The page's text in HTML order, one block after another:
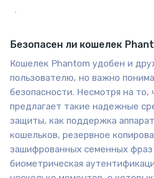
.
Безопасен ли кошелек
Кошелек Phantom удобен и
пользователю, но важно
безопасности. Несмотря на то,
предлагает такие надежные
защиты, как поддержка
кошельков, резервное
зашифрованных семенных фраз
биометрическая